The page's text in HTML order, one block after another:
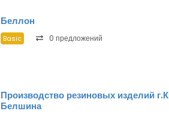
Беллон
Basic 0 предложений
Производство резиновых изделий
Белшина